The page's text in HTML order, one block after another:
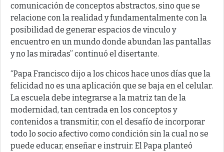
comunicación de conceptos abstractos, sino que se
relacione con la realidad y fundamentalmente con la
posibilidad de generar espacios de vinculo y
encuentro en un mundo donde abundan las pantallas
y no las miradas” continuó el disertante.
“Papa Francisco dijo a los chicos hace unos días que la
felicidad no es una aplicación que se baja en el celular.
La escuela debe integrarse a la matriz tan de la
modernidad, tan centrada en los conceptos y
contenidos a transmitir, con el desafío de incorporar
todo lo socio afectivo como condición sin la cual no se
puede educar, enseñar e instruir. El Papa planteó